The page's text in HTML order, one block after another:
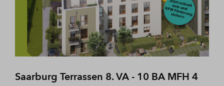
Saarburg Terrassen 8. VA - 10 BA MFH 4